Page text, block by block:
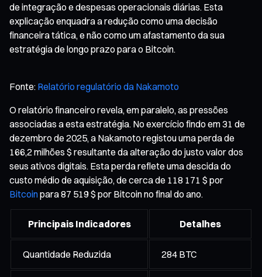
de integração e despesas operacionais diárias. Esta
explicação enquadra a redução como uma decisão
financeira tática, e não como um afastamento da sua
estratégia de longo prazo para o Bitcoin.
Fonte: Relatório regulatório da Nakamoto
O relatório financeiro revela, em paralelo, as pressões
associadas a esta estratégia. No exercício findo em 31 de
dezembro de 2025, a Nakamoto registou uma perda de
166,2 milhões $ resultante da alteração do justo valor dos
seus ativos digitais. Esta perda reflete uma descida do
custo médio de aquisição, de cerca de 118 171 $ por
Bitcoinpara 87 519 $ por Bitcoin no final do ano.
Principais Indicadores Detalhes
Quantidade Reduzida 284 BTC